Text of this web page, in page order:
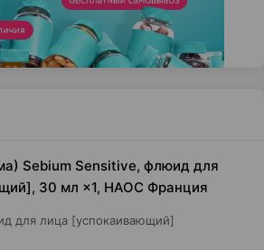
Sebium Sensitive, флюид для
30 мл ×1, НАОС Франция
для лица [успокаивающий]